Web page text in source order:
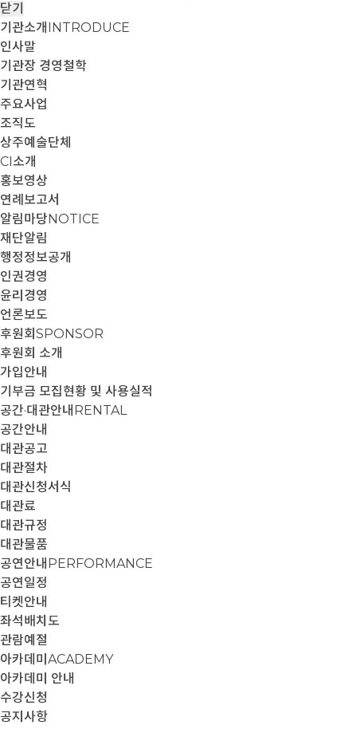
닫기
기관소개 INTRODUCE
인사말
기관장 경영철학
기관연혁
주요사업
조직도
상주예술단체
CI소개
홍보영상
연례보고서
알림마당NOTICE
재단알림
행정정보공개
인권경영
윤리경영
언론보도
후원회 SPONSOR
후원회 소개
가입안내
기부금 모집현황 및 사용실적
공간·대관안내 RENTAL
공간안내
대관공고
대관절차
대관신청서식
대관료
대관규정
대관물품
공연안내 PERFORMANCE
공연일정
티켓안내
좌석배치도
관람예절
아카데미 ACADEMY
아카데미 안내
수강신청
공지사항